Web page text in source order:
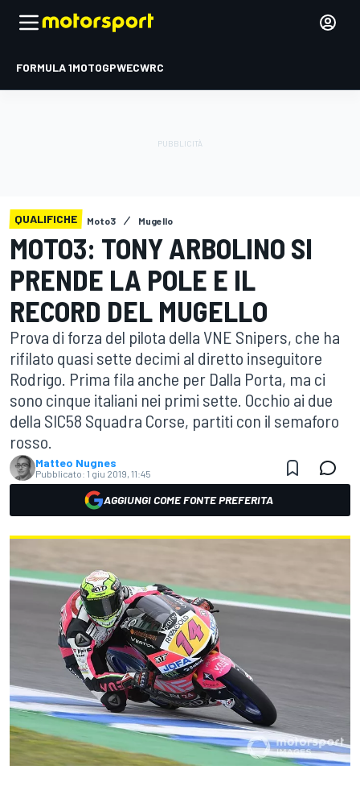
FORMULA 1MOTOGPWECWRC
QUALIFICHE Moto3 Mugello
MOTO3: TONY ARBOLINO SI
PRENDE LA POLE E IL
RECORD DEL MUGELLO
Prova di forza del pilota della VNE Snipers, che ha
rifilato quasi sette decimi al diretto inseguitore
Rodrigo. Prima fila anche per Dalla Porta, ma ci
sono cinque italiani nei primi sette. Occhio ai due
della SIC58 Squadra Corse, partiti con il semaforo
rosso.
Matteo Nugnes
Pubblicato: 1 giu 2019, 11:45
AGGIUNGI COME FONTE PREFERITA